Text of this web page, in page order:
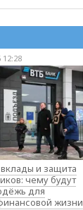
и защита
чему будут
для
жизни